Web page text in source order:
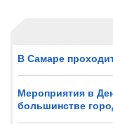
В Самаре
Мероприятия в
большинстве